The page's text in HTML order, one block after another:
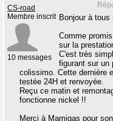
CS-road
Membre inscrit
10 messages
Bonjour à tous
Comme
sur la
C'est très
figurant sur un
colissimo. Cette dernière
testée 24H et renvoyée.
Reçu ce matin et
fonctionne nickel !!
Merci à Mamigas pour